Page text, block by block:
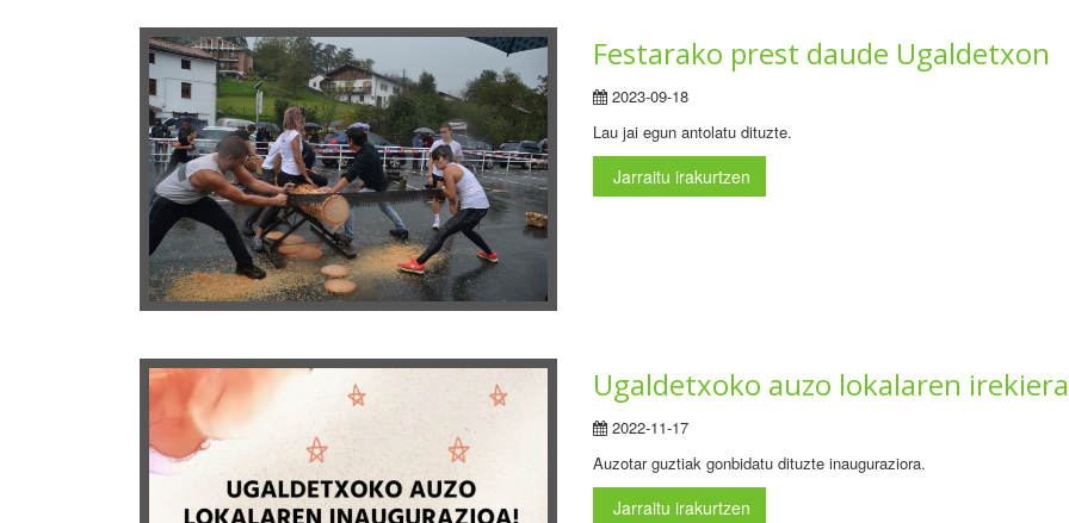
Festarako prest daude Ugaldetxon
2023-09-18
Lau jai egun antolatu dituzte.
Jarraitu irakurtzen
Ugaldetxoko auzo lokalaren
2022-11-17
Auzotar guztiak gonbidatu dituzte inauguraziora.
Jarraitu irakurtzen